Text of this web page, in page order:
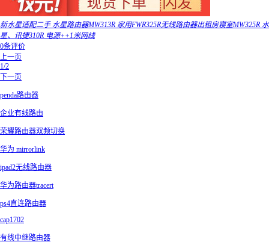
新水星适配二手 水星路由器MW313R 家用FWR325R无线路由器出租房寝室MW325R 水
星、讯捷310R 电源++1米网线
0条评价
上一页
1/2
下一页
penda路由器
企业有线路由
荣耀路由器双频切换
华为 mirrorlink
ipad2无线路由器
华为路由器tracert
ps4直连路由器
cap1702
有线中继路由器